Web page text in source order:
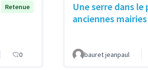
Retenue
0
Une serre dans le
anciennes mairies
bauret jeanpaul